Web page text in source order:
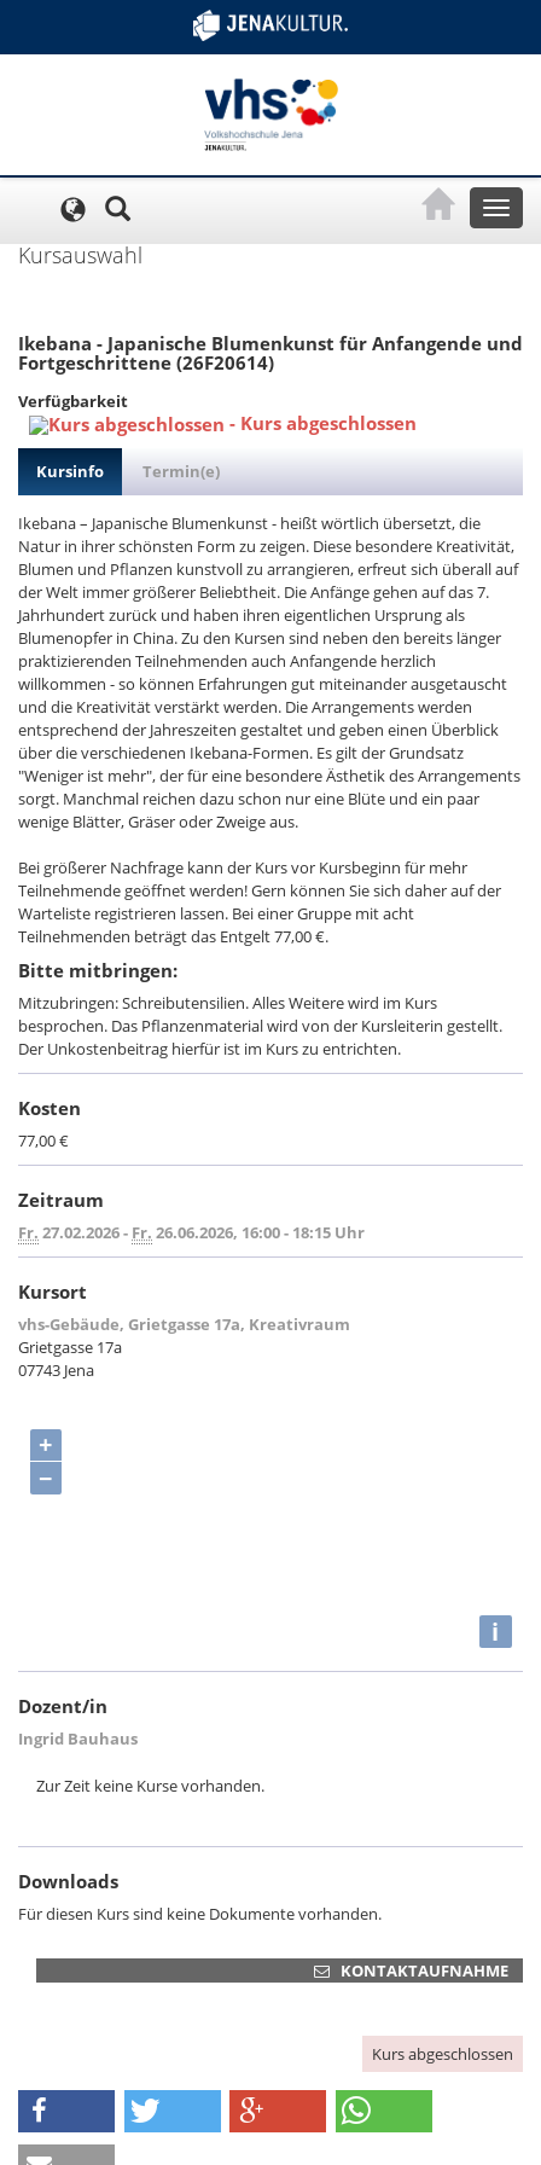
Toggle
Kursauswahl
Ikebana - Japanische Blumenkunst für Anfangende und
Fortgeschrittene (26F20614)
Verfügbarkeit
- Kurs abgeschlossen
Kursinfo Termin(e)
Ikebana – Japanische Blumenkunst - heißt wörtlich übersetzt, die
Natur in ihrer schönsten Form zu zeigen. Diese besondere Kreativität,
Blumen und Pflanzen kunstvoll zu arrangieren, erfreut sich überall auf
der Welt immer größerer Beliebtheit. Die Anfänge gehen auf das 7.
Jahrhundert zurück und haben ihren eigentlichen Ursprung als
Blumenopfer in China. Zu den Kursen sind neben den bereits länger
praktizierenden Teilnehmenden auch Anfangende herzlich
willkommen - so können Erfahrungen gut miteinander ausgetauscht
und die Kreativität verstärkt werden. Die Arrangements werden
entsprechend der Jahreszeiten gestaltet und geben einen Überblick
über die verschiedenen Ikebana-Formen. Es gilt der Grundsatz
"Weniger ist mehr", der für eine besondere Ästhetik des Arrangements
sorgt. Manchmal reichen dazu schon nur eine Blüte und ein paar
wenige Blätter, Gräser oder Zweige aus.
Bei größerer Nachfrage kann der Kurs vor Kursbeginn für mehr
Teilnehmende geöffnet werden! Gern können Sie sich daher auf der
Warteliste registrieren lassen. Bei einer Gruppe mit acht
Teilnehmenden beträgt das Entgelt 77,00 €.
Bitte mitbringen:
Mitzubringen: Schreibutensilien. Alles Weitere wird im Kurs
besprochen. Das Pflanzenmaterial wird von der Kursleiterin gestellt.
Der Unkostenbeitrag hierfür ist im Kurs zu entrichten.
Kosten
77,00 €
Zeitraum
Fr. 27.02.2026 - Fr. 26.06.2026, 16:00 - 18:15 Uhr
Kursort
vhs-Gebäude, Grietgasse 17a, Kreativraum
Grietgasse 17a
07743 Jena
+
−
i
Dozent/in
Ingrid Bauhaus
Zur Zeit keine Kurse vorhanden.
Downloads
Für diesen Kurs sind keine Dokumente vorhanden.
KONTAKTAUFNAHME
Kurs abgeschlossen